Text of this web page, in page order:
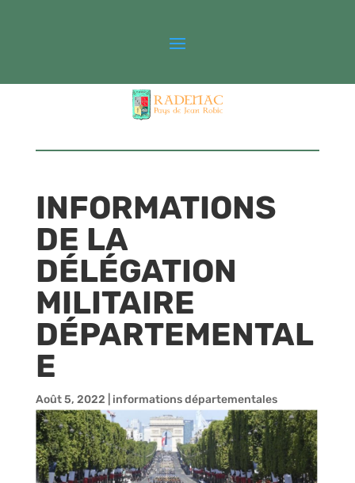
INFORMATIONS
DE LA
DÉLÉGATION
MILITAIRE
DÉPARTEMENTAL
E
Août 5, 2022 informations départementales